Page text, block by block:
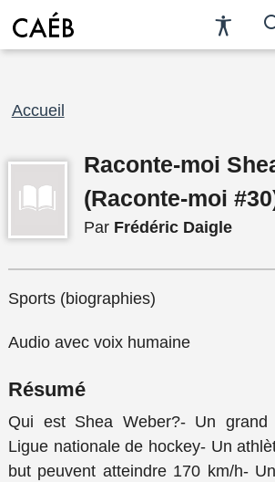
Fil
Accueil
Raconte-moi
(Raconte-moi
Par Frédéric Daigle
Sports (biographies)
Audio avec voix humaine
Résumé
Qui est Shea Weber?- Un
Ligue nationale de hockey- Un
but peuvent atteindre 170 km/h-